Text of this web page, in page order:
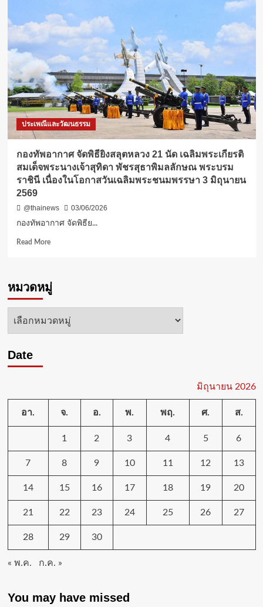
เลิศ
ปัญหา
น้ำนม
ดิบ
ล้น
ตลาด
ด้วย
การ
น้ำ
หมัด
จาก
น้ำนม
ดิบ
เก
ปุ๋ย
บำรุง
ประเพณีและวัฒนธรรม
กองทัพอากาศ จัดพิธียิงสลุตหลวง 21 นัด เฉลิมพระเกียรติ
สมเด็จพระนางเจ้าสุทิดา พัชรสุธาพิมลลักษณ พระบรม
ราชินี เนื่องในโอกาสวันเฉลิมพระชนมพรรษา 3 มิถุนายน
2569
@thainews
03/06/2026
กองทัพอากาศ จัดพิธีย...
Read MoreRead
อากาศ
จัด
พิธี
ยิง
สุธา
พิมล
ลัก
ษณ
ราชินี
โอกาส
เฉลิม
มิถุนายน
หมวดหมู่
หมวด
Date
มิถุนายน 2026
อา. จ. อ. พ. พฤ. ศ. ส.
1 2 3 4 5 6
7 8 9 10 11 12 13
14 15 16 17 18 19 20
21 22 23 24 25 26 27
28 29 30
« พ.ค. ก.ค. »
You may have missed